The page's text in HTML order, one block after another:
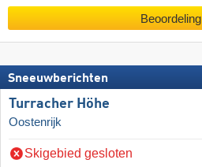
Beoordeling
Sneeuwberichten
Turracher Höhe
Oostenrijk
Skigebied gesloten